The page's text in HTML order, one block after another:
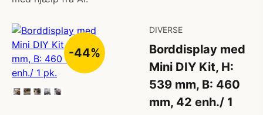
-44%
DIVERSE
Borddisplay med
Mini DIY Kit, H:
539 mm, B: 460
mm, 42 enh./ 1